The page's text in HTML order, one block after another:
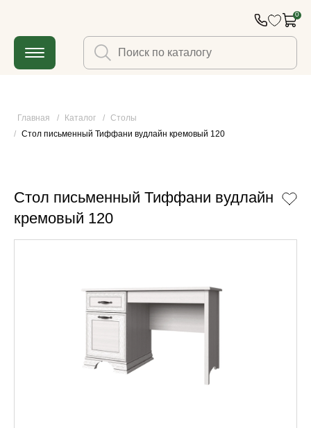
0
Главная / Каталог / Столы
/ Стол письменный Тиффани вудлайн кремовый 120
Стол письменный Тиффани вудлайн
кремовый 120